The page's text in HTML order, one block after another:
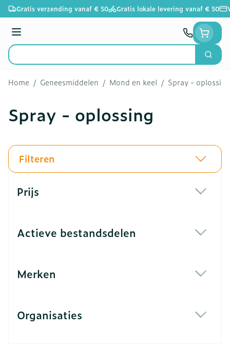
Ga naar de inhoud
Gratis verzending vanaf € 50 Gratis lokale levering vanaf € 50
Menu
Product, merk, categorie...
Zoek
Home / Geneesmiddelen / Mond en keel / Spray - oplossing
Spray - oplossing
Filteren
Prijs
Actieve bestandsdelen
Merken
Organisaties